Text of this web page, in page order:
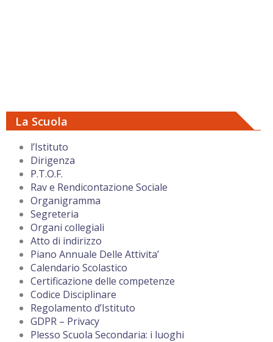
La Scuola
l’Istituto
Dirigenza
P.T.O.F.
Rav e Rendicontazione Sociale
Organigramma
Segreteria
Organi collegiali
Atto di indirizzo
Piano Annuale Delle Attivita’
Calendario Scolastico
Certificazione delle competenze
Codice Disciplinare
Regolamento d’Istituto
GDPR – Privacy
Plesso Scuola Secondaria: i luoghi